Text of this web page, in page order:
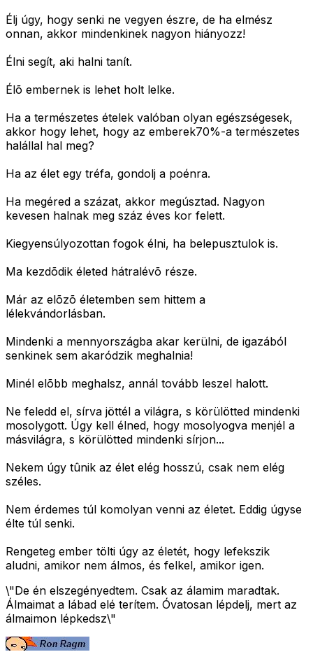
Élj úgy, hogy senki ne vegyen észre, de ha elmész
onnan, akkor mindenkinek nagyon hiányozz!
Élni segít, aki halni tanít.
Élõ embernek is lehet holt lelke.
Ha a természetes ételek valóban olyan egészségesek,
akkor hogy lehet, hogy az emberek70%-a természetes
halállal hal meg?
Ha az élet egy tréfa, gondolj a poénra.
Ha megéred a százat, akkor megúsztad. Nagyon
kevesen halnak meg száz éves kor felett.
Kiegyensúlyozottan fogok élni, ha belepusztulok is.
Ma kezdõdik életed hátralévõ része.
Már az elõzõ életemben sem hittem a
lélekvándorlásban.
Mindenki a mennyországba akar kerülni, de igazából
senkinek sem akaródzik meghalnia!
Minél elõbb meghalsz, annál tovább leszel halott.
Ne feledd el, sírva jöttél a világra, s körülötted mindenki
mosolygott. Úgy kell élned, hogy mosolyogva menjél a
másvilágra, s körülötted mindenki sírjon...
Nekem úgy tûnik az élet elég hosszú, csak nem elég
széles.
Nem érdemes túl komolyan venni az életet. Eddig úgyse
élte túl senki.
Rengeteg ember tölti úgy az életét, hogy lefekszik
aludni, amikor nem álmos, és felkel, amikor igen.
\"De én elszegényedtem. Csak az álamim maradtak.
Álmaimat a lábad elé terítem. Óvatosan lépdelj, mert az
álmaimon lépkedsz\"